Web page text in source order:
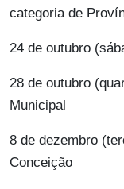
categoria de
24 de outubro
28 de outubro
Municipal
8 de dezembro
Conceição